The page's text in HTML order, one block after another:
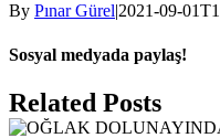
By Pınar Gürel|2021-09-
Sosyal medyada paylaş!
Facebook
Twitter
Reddit
LinkedIn
WhatsApp
Pinterest
Email
Related Posts